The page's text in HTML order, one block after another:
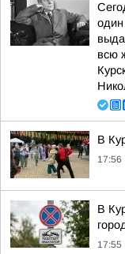
один
всю
В
17:56
В
17:55